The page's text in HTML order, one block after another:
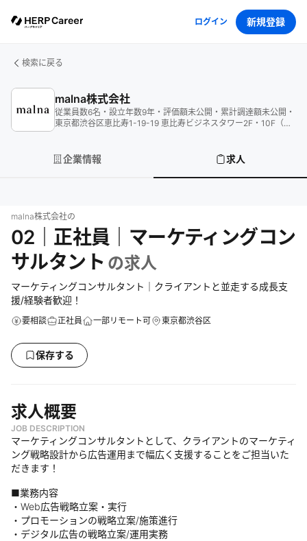
ログイン 新規登録
検索に戻る
malna株式会社
従業員数6名 ・ 設立年数9年 ・ 評価額未公開 ・ 累計調達額未公開 ・
東京都渋谷区恵比寿1-19-19 恵比寿ビジネスタワー2F・10F（受
企業情報 求人
malna株式会社の
02｜正社員｜マーケティングコン
サルタント の求人
マーケティングコンサルタント｜クライアントと並走する成長支
援/経験者歓迎！
要相談 正社員 一部リモート可 東京都渋谷区
保存する
求人概要
JOB DESCRIPTION
マーケティングコンサルタントとして、クライアントのマーケティ
ング戦略設計から広告運用まで幅広く支援することをご担当いた
だきます！
■業務内容
・Web広告戦略立案・実行
・プロモーションの戦略立案/施策進行
・デジタル広告の戦略立案/運用実務